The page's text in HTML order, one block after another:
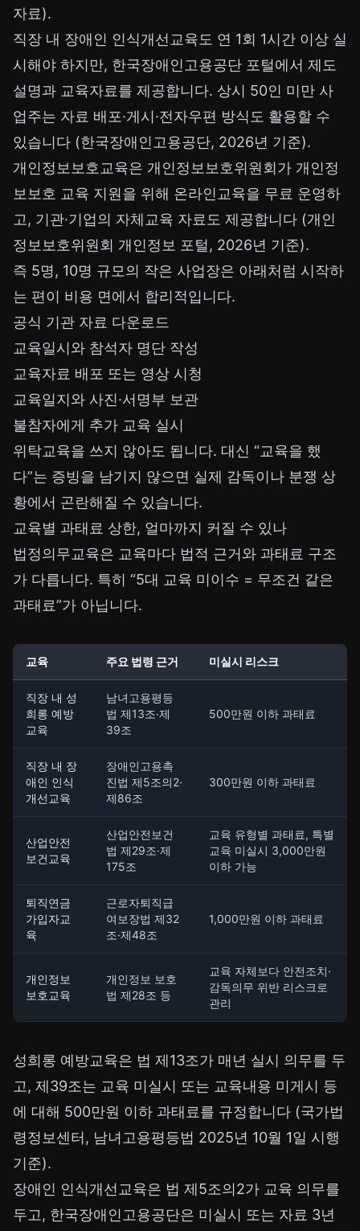
자료).
직장 내 장애인 인식개선교육도 연 1회 1시간 이상 실
시해야 하지만, 한국장애인고용공단 포털에서 제도
설명과 교육자료를 제공합니다. 상시 50인 미만 사
업주는 자료 배포·게시·전자우편 방식도 활용할 수
있습니다 (한국장애인고용공단, 2026년 기준).
개인정보보호교육은 개인정보보호위원회가 개인정
보보호 교육 지원을 위해 온라인교육을 무료 운영하
고, 기관·기업의 자체교육 자료도 제공합니다 (개인
정보보호위원회 개인정보 포털, 2026년 기준).
즉 5명, 10명 규모의 작은 사업장은 아래처럼 시작하
는 편이 비용 면에서 합리적입니다.
공식 기관 자료 다운로드
교육일시와 참석자 명단 작성
교육자료 배포 또는 영상 시청
교육일지와 사진·서명부 보관
불참자에게 추가 교육 실시
위탁교육을 쓰지 않아도 됩니다. 대신 “교육을 했
다”는 증빙을 남기지 않으면 실제 감독이나 분쟁 상
황에서 곤란해질 수 있습니다.
교육별 과태료 상한, 얼마까지 커질 수 있나
법정의무교육은 교육마다 법적 근거와 과태료 구조
가 다릅니다. 특히 “5대 교육 미이수 = 무조건 같은
과태료”가 아닙니다.
교육 주요 법령 근거 미실시 리스크
직장 내 성
희롱 예방
교육
남녀고용평등
법 제13조·제
39조
500만원 이하 과태료
직장 내 장
애인 인식
개선교육
장애인고용촉
진법 제5조의2·
제86조
300만원 이하 과태료
산업안전
보건교육
산업안전보건
법 제29조·제
175조
교육 유형별 과태료, 특별
교육 미실시 3,000만원
이하 가능
퇴직연금
가입자교
육
근로자퇴직급
여보장법 제32
조·제48조
1,000만원 이하 과태료
개인정보
보호교육
개인정보 보호
법 제28조 등
교육 자체보다 안전조치·
감독의무 위반 리스크로
관리
성희롱 예방교육은 법 제13조가 매년 실시 의무를 두
고, 제39조는 교육 미실시 또는 교육내용 미게시 등
에 대해 500만원 이하 과태료를 규정합니다 (국가법
령정보센터, 남녀고용평등법 2025년 10월 1일 시행
기준).
장애인 인식개선교육은 법 제5조의2가 교육 의무를
두고, 한국장애인고용공단은 미실시 또는 자료 3년